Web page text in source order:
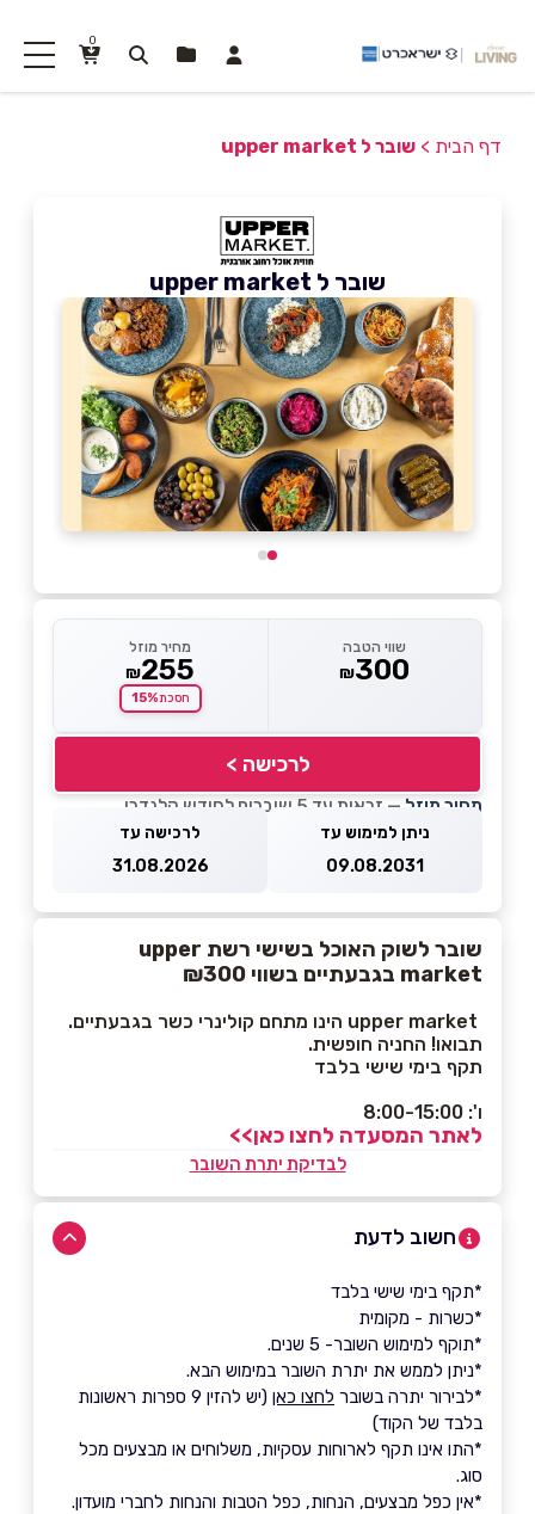
0
דף הבית > שובר ל upper market
שובר ל upper market
שווי הטבה
₪300
מחיר מוזל
₪255
חסכת15%
לרכישה >
מחיר מוזל — זכאות עד 5 שוברים לחודש קלנדרי
ניתן למימוש עד
09.08.2031
לרכישה עד
31.08.2026
שובר לשוק האוכל בשישי רשת upper
market בגבעתיים בשווי ₪300
תבואו! החניה חופשית.
תקף בימי שישי בלבד
ו': 8:00-15:00
לאתר המסעדה לחצו כאן>>
לבדיקת יתרת השובר
חשוב לדעת
*תקף בימי שישי בלבד
*כשרות - מקומית
*תוקף למימוש השובר- 5 שנים.
*ניתן לממש את יתרת השובר במימוש הבא.
*לבירור יתרה בשובר לחצו כאן
(יש להזין 9 ספרות ראשונות
בלבד של הקוד)
*התו אינו תקף לארוחות עסקיות, משלוחים או מבצעים מכל
סוג.
*אין כפל מבצעים, הנחות, כפל הטבות והנחות לחברי מועדון.